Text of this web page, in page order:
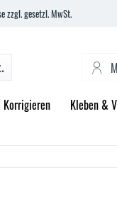
zzgl. gesetzl. MwSt.
Kleben &